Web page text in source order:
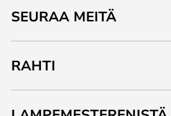
SEURAA MEITÄ
RAHTI